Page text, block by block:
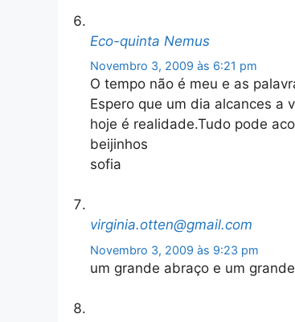
Eco-quinta Nemus
Novembro 3, 2009 às 6:21 pm
O tempo não é meu e as
Espero que um dia alcances a
hoje é realidade.Tudo pode
beijinhos
sofia
virginia.otten@gmail.com
Novembro 3, 2009 às 9:23 pm
um grande abraço e um